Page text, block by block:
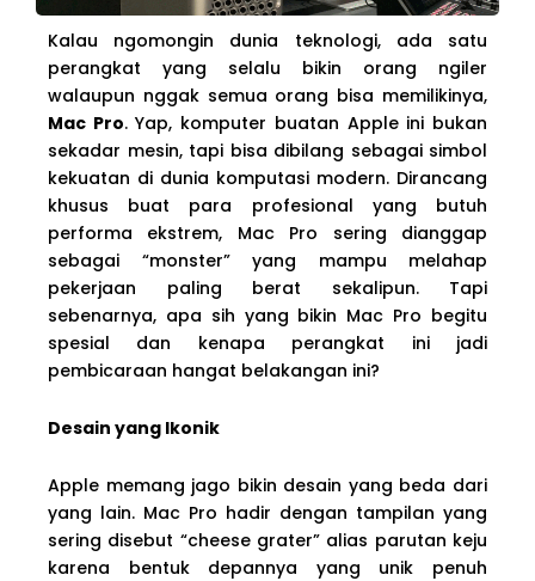
Kalau ngomongin dunia teknologi, ada satu
perangkat yang selalu bikin orang ngiler
walaupun nggak semua orang bisa memilikinya,
Mac Pro. Yap, komputer buatan Apple ini bukan
sekadar mesin, tapi bisa dibilang sebagai simbol
kekuatan di dunia komputasi modern. Dirancang
khusus buat para profesional yang butuh
performa ekstrem, Mac Pro sering dianggap
sebagai “monster” yang mampu melahap
pekerjaan paling berat sekalipun. Tapi
sebenarnya, apa sih yang bikin Mac Pro begitu
spesial dan kenapa perangkat ini jadi
pembicaraan hangat belakangan ini?
Desain yang Ikonik
Apple memang jago bikin desain yang beda dari
yang lain. Mac Pro hadir dengan tampilan yang
sering disebut “cheese grater” alias parutan keju
karena bentuk depannya yang unik penuh